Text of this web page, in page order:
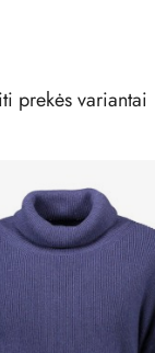
prekės variantai